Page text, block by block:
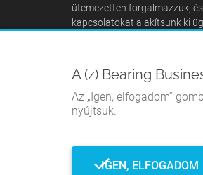
ütemezetten forgalmazzuk,
kapcsolatokat alakítsunk ki
A (z) Bearing
Az „Igen, elfogadom”
nyújtsuk.
IGEN, ELFOGADOM